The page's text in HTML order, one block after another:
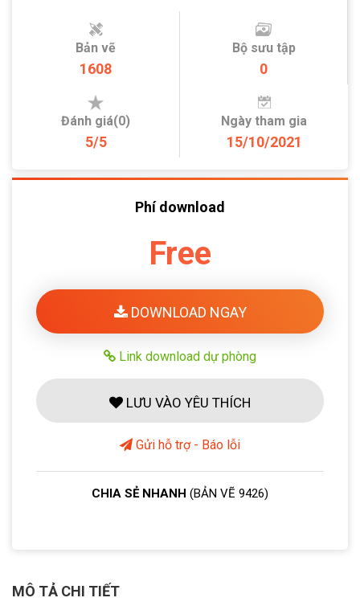
Bản vẽ
1608
Bộ sưu tập
0
Đánh giá(0)
5/5
Ngày tham gia
15/10/2021
Phí download
Free
DOWNLOAD NGAY
Link download dự phòng
LƯU VÀO YÊU THÍCH
Gửi hỗ trợ - Báo lỗi
CHIA SẺ NHANH (BẢN VẼ 9426)
MÔ TẢ CHI TIẾT